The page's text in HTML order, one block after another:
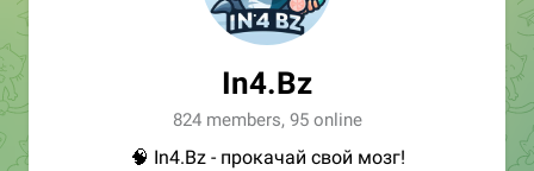
In4.Bz
824 members, 95 online
🧠 In4.Bz - прокачай свой мозг!